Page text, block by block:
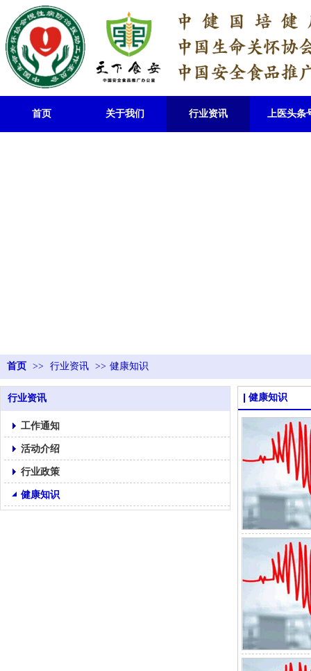
首页 关于我们 行业资讯 上医头条
首页 >> 行业资讯 >> 健康知识
行业资讯
工作通知
活动介绍
行业政策
健康知识
健康知识